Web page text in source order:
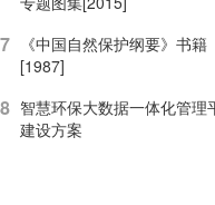
7
《中国自然保护纲要》书籍
[1987]
8 智慧环保大数据一体化管理
建设方案